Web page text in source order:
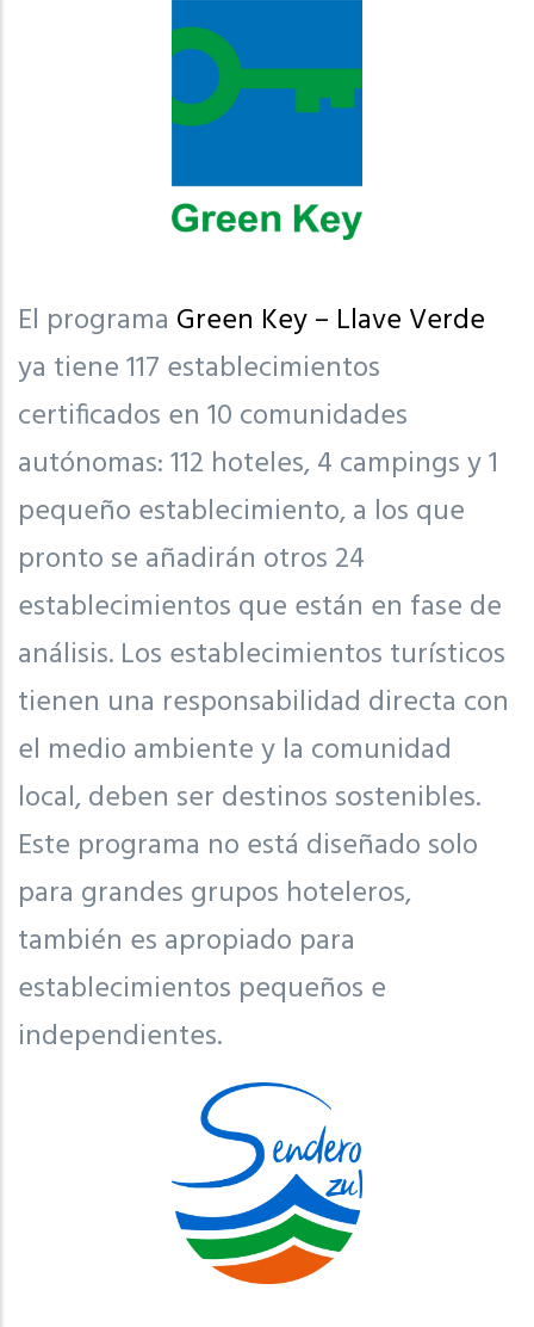
El programa Green Key – Llave Verde
ya tiene 117 establecimientos
certificados en 10 comunidades
autónomas: 112 hoteles, 4 campings y 1
pequeño establecimiento, a los que
pronto se añadirán otros 24
establecimientos que están en fase de
análisis. Los establecimientos turísticos
tienen una responsabilidad directa con
el medio ambiente y la comunidad
local, deben ser destinos sostenibles.
Este programa no está diseñado solo
para grandes grupos hoteleros,
también es apropiado para
establecimientos pequeños e
independientes.